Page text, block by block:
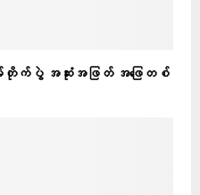
က်ပွဲ အဆုံးအဖြတ် အဖြေတစ်